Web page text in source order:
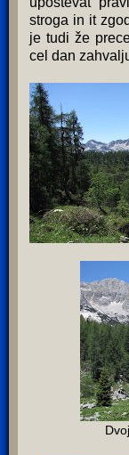
stroga in it
je tudi že
cel dan